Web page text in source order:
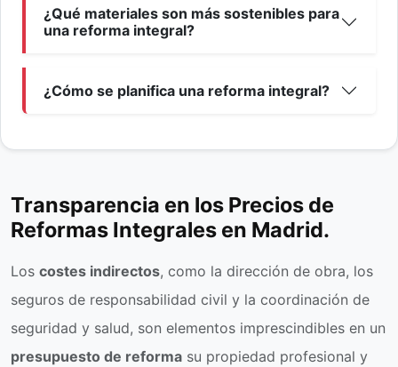
¿Qué materiales son más sostenibles para
una reforma integral?
¿Cómo se planifica una reforma integral?
Transparencia en los Precios de
Reformas Integrales en Madrid.
Los costes indirectos, como la dirección de obra, los
seguros de responsabilidad civil y la coordinación de
seguridad y salud, son elementos imprescindibles en un
presupuesto de reforma su propiedad profesional y